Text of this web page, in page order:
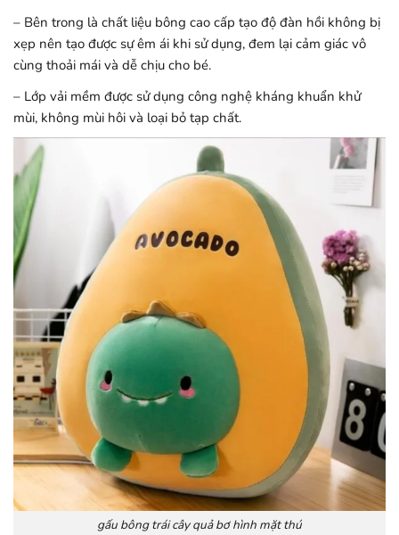
– Bên trong là chất liệu bông cao cấp tạo độ đàn hồi không bị
xẹp nên tạo được sự êm ái khi sử dụng, đem lại cảm giác vô
cùng thoải mái và dễ chịu cho bé.
– Lớp vải mềm được sử dụng công nghệ kháng khuẩn khử
mùi, không mùi hôi và loại bỏ tạp chất.
gấu bông trái cây quả bơ hình mặt thú